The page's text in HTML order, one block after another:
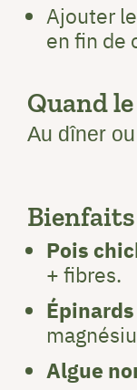
Ajouter
en fin de
Quand
Au dîner
Bienfaits
Pois
+ fibres.
Épinards
Algue